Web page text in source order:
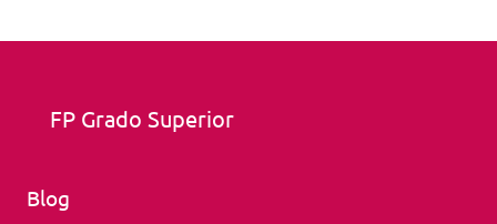
FP Grado Superior
Blog